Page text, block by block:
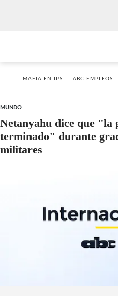
MAFIA EN IPS ABC EMPLEOS
MUNDO
Netanyahu dice que "la
terminado" durante
militares